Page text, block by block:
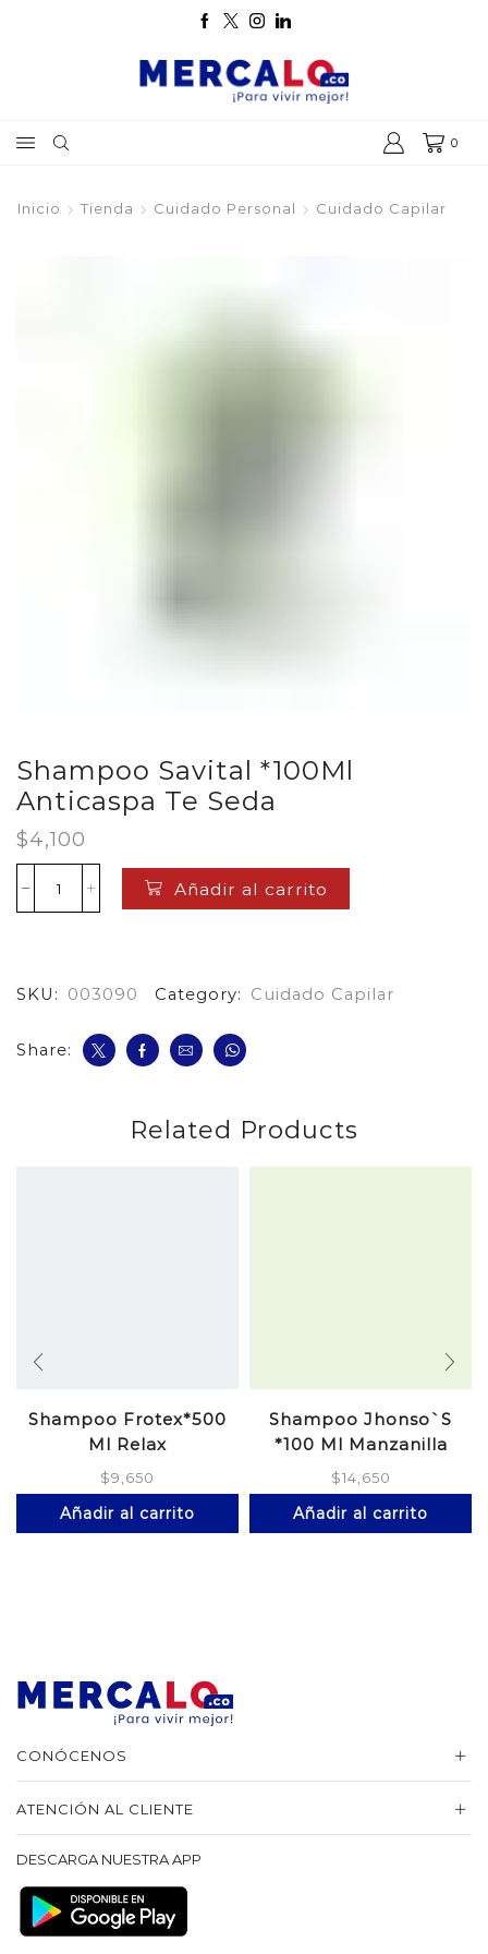
0
Inicio Tienda Cuidado Personal Cuidado Capilar
Shampoo Savital *100Ml
Anticaspa Te Seda
$4,100
Shampoo
Savital
Seda
Añadir al carrito
SKU: 003090 Category: Cuidado Capilar
Share:
Related Products
Shampoo Frotex*500
Ml Relax
$9,650
Añadir al carrito
Shampoo Jhonso`S
*100 Ml Manzanilla
$14,650
Añadir al carrito
CONÓCENOS
ATENCIÓN AL CLIENTE
DESCARGA NUESTRA APP